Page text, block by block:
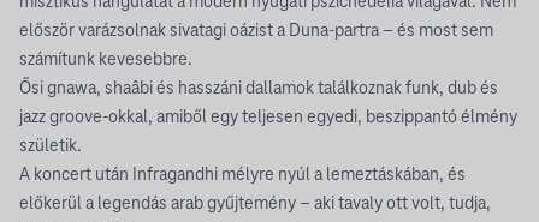
először varázsolnak sivatagi oázist a Duna-partra – és most sem
számítunk kevesebbre.
Ősi gnawa, shaâbi és hasszáni dallamok találkoznak funk, dub és
jazz groove-okkal, amiből egy teljesen egyedi, beszippantó élmény
születik.
A koncert után Infragandhi mélyre nyúl a lemeztáskában, és
előkerül a legendás arab gyűjtemény – aki tavaly ott volt, tudja,